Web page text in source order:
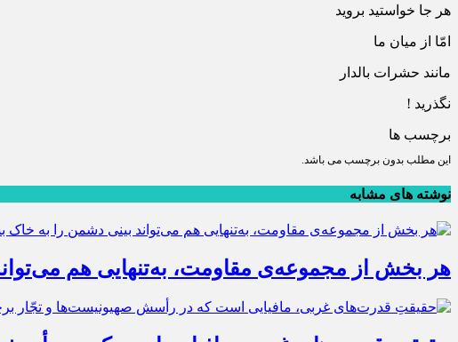
هر جا خواستید بروید
امّا از میان ما
مانند حشرات بالدار
نگذرید !
برچسب ها
این مطلب بدون برچسب می باشد.
نوشته های مشابه
هر بخش از مجموعه‌ی مقاومت، به‌تنهایی هم